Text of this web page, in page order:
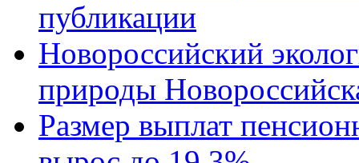
публикации
Новороссийский
природы
Размер выплат